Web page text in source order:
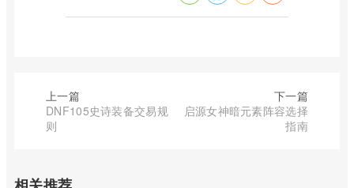
上一篇
DNF105史诗装备交易规
则
下一篇
启源女神暗元素阵容选择
指南